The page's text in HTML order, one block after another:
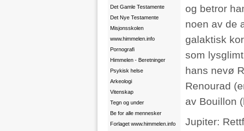
Det Gamle Testamente
Det Nye Testamente
Misjonsskolen
www.himmelen.info
Pornografi
Himmelen - Beretninger
Psykisk helse
Arkeologi
Vitenskap
Tegn og under
Be for alle mennesker
Forlaget www.himmelen.info
og betror
noen av de
galaktisk
som
hans nevø
Renourad
av Bouillon
Jupiter: